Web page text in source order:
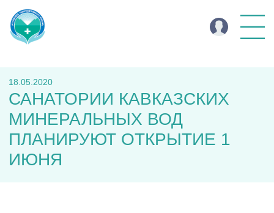
18.05.2020
САНАТОРИИ КАВКАЗСКИХ
МИНЕРАЛЬНЫХ ВОД
ПЛАНИРУЮТ ОТКРЫТИЕ 1
ИЮНЯ